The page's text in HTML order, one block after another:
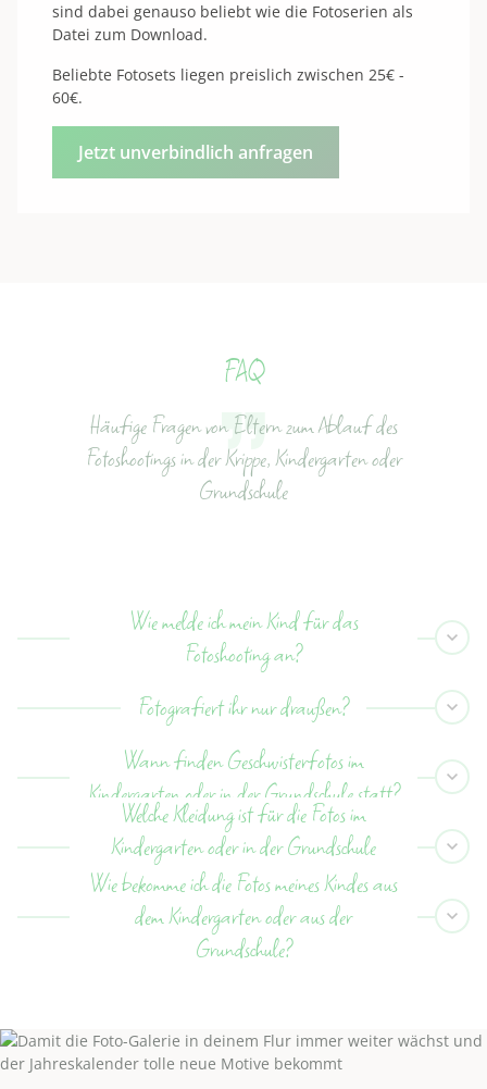
sind dabei genauso beliebt wie die Fotoserien als
Datei zum Download.
Beliebte Fotosets liegen preislich zwischen 25€ -
60€.
Jetzt unverbindlich anfragen
FAQ
Häufige Fragen von Eltern zum Ablauf des
Fotoshootings in der Krippe, Kindergarten oder
Grundschule
Wie melde ich mein Kind für das
Fotoshooting an?
Fotografiert ihr nur draußen?
Wann finden Geschwisterfotos im
Kindergarten oder in der Grundschule statt?
Welche Kleidung ist für die Fotos im
Kindergarten oder in der Grundschule
sinnvoll?
Wie bekomme ich die Fotos meines Kindes aus
dem Kindergarten oder aus der
Grundschule?